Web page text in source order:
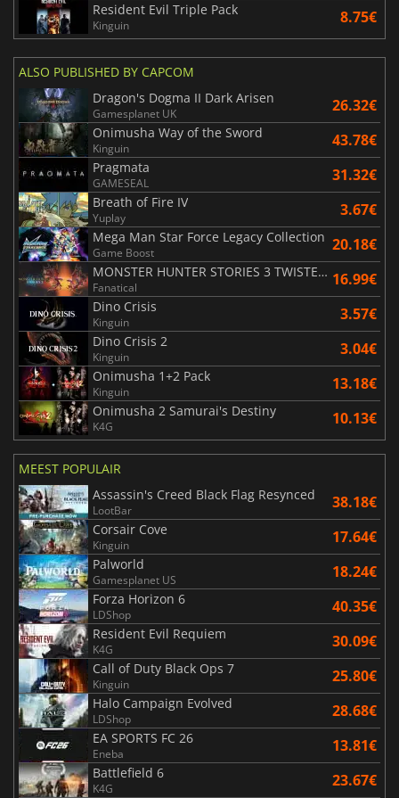
Resident Evil Triple Pack
Kinguin 8.75€
ALSO PUBLISHED BY CAPCOM
Dragon's Dogma II Dark Arisen
Gamesplanet UK 26.32€
Onimusha Way of the Sword
Kinguin 43.78€
Pragmata
GAMESEAL 31.32€
Breath of Fire IV
Yuplay 3.67€
Mega Man Star Force Legacy Collection
Game Boost 20.18€
MONSTER HUNTER STORIES 3 TWISTED REFLECTION
Fanatical 16.99€
Dino Crisis
Kinguin 3.57€
Dino Crisis 2
Kinguin 3.04€
Onimusha 1+2 Pack
Kinguin 13.18€
Onimusha 2 Samurai's Destiny
K4G 10.13€
MEEST POPULAIR
Assassin's Creed Black Flag Resynced
LootBar 38.18€
Corsair Cove
Kinguin 17.64€
Palworld
Gamesplanet US 18.24€
Forza Horizon 6
LDShop 40.35€
Resident Evil Requiem
K4G 30.09€
Call of Duty Black Ops 7
Kinguin 25.80€
Halo Campaign Evolved
LDShop 28.68€
EA SPORTS FC 26
Eneba 13.81€
Battlefield 6
K4G 23.67€